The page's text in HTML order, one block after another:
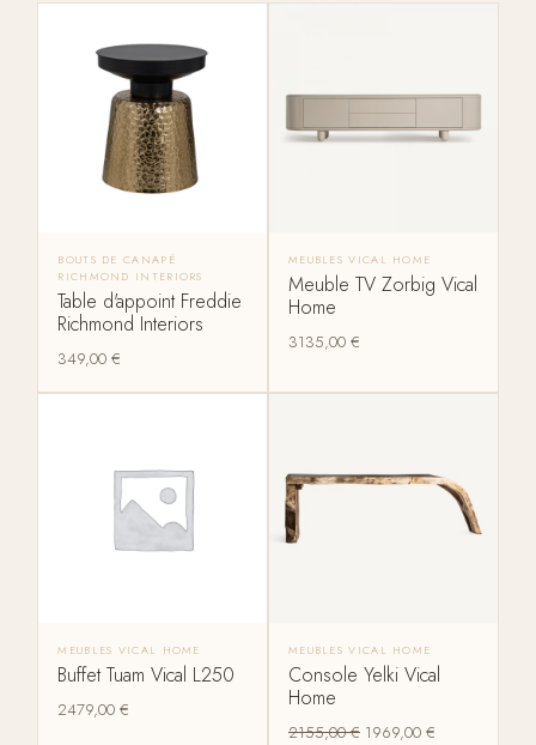
BOUTS DE CANAPÉ
RICHMOND INTERIORS
Table d'appoint Freddie
Richmond Interiors
349,00€
MEUBLES VICAL HOME
Meuble TV Zorbig Vical
Home
3135,00 €
MEUBLES VICAL HOME
Buffet Tuam Vical L250
2479,00€
MEUBLES VICAL HOME
Console Yelki Vical
Home
2155,00€ 1969,00 €